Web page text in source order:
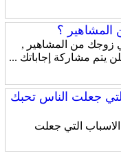
؟
زوجك من المشاهير ,
يتم مشاركة إجاباتك ...
جعلت الناس تحبك
الاسباب التي جعلت